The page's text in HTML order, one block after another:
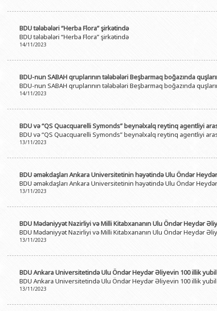
BDU tələbələri “Herba Flora” şirkətində
BDU tələbələri “Herba Flora” şirkətində
14/11/2023
BDU-nun SABAH qruplarının tələbələri Beşbarmaq boğazında
BDU-nun SABAH qruplarının tələbələri Beşbarmaq boğazında
14/11/2023
BDU və “QS Quacquarelli Symonds” beynəlxalq reytinq agentliyi
BDU və “QS Quacquarelli Symonds” beynəlxalq reytinq agentliyi
13/11/2023
BDU əməkdaşları Ankara Universitetinin həyətində Ulu Öndər
BDU əməkdaşları Ankara Universitetinin həyətində Ulu Öndər
13/11/2023
BDU Mədəniyyət Nazirliyi və Milli Kitabxananın Ulu Öndər Heydər
BDU Mədəniyyət Nazirliyi və Milli Kitabxananın Ulu Öndər Heydər
13/11/2023
BDU Ankara Universitetində Ulu Öndər Heydər Əliyevin 100 illik
BDU Ankara Universitetində Ulu Öndər Heydər Əliyevin 100 illik
13/11/2023